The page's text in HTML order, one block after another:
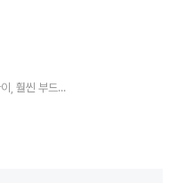
'이것만 바꾸세요, 깜짝 놀랄 겁니다..' 계란후라이, 훨씬 부드러우면서 깊은 풍미 느낄 수 있는 '조리 방법'